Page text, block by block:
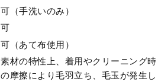
可（手洗いのみ）
可
可（あて布使用）
素材の特性上、着用やクリーニング時
の摩擦により毛羽立ち、毛玉が発生し